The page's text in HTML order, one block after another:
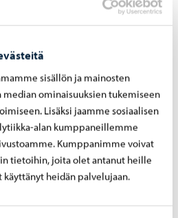
sisällön ja mainosten
median ominaisuuksien tukemiseen
Lisäksi jaamme sosiaalisen
alan kumppaneillemme
Kumppanimme voivat
tietoihin, joita olet antanut heille
heidän palvelujaan.
-03.08.2026
silta ava­taan lii­ken­teel­le